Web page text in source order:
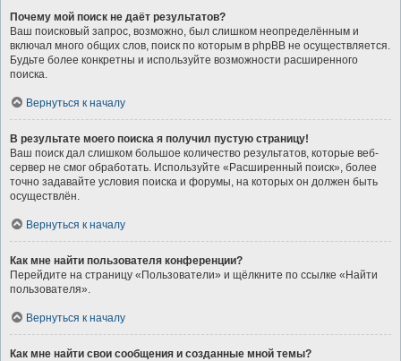
Почему мой поиск не даёт результатов?
Ваш поисковый запрос, возможно, был слишком неопределённым и
включал много общих слов, поиск по которым в phpBB не осуществляется.
Будьте более конкретны и используйте возможности расширенного
поиска.
Вернуться к началу
В результате моего поиска я получил пустую страницу!
Ваш поиск дал слишком большое количество результатов, которые веб-
сервер не смог обработать. Используйте «Расширенный поиск», более
точно задавайте условия поиска и форумы, на которых он должен быть
осуществлён.
Вернуться к началу
Как мне найти пользователя конференции?
Перейдите на страницу «Пользователи» и щёлкните по ссылке «Найти
пользователя».
Вернуться к началу
Как мне найти свои сообщения и созданные мной темы?